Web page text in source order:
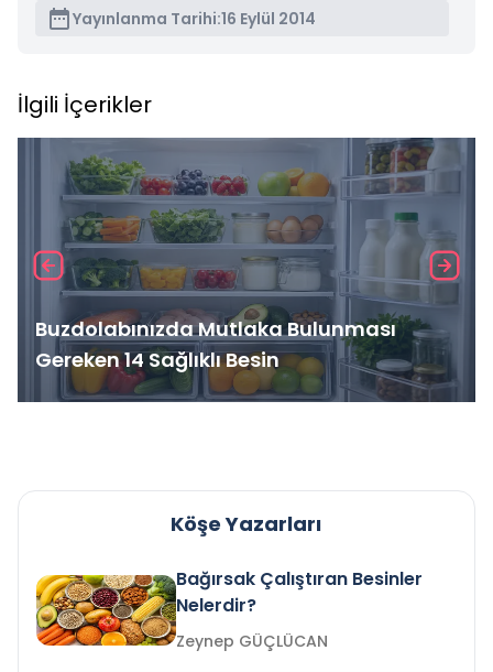
Yayınlanma Tarihi:16 Eylül 2014
İlgili İçerikler
Buzdolabınızda Mutlaka Bulunması
Gereken 14 Sağlıklı Besin
Köşe Yazarları
Bağırsak Çalıştıran Besinler
Nelerdir?
Zeynep GÜÇLÜCAN